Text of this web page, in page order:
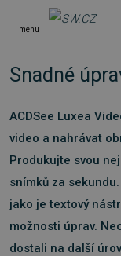
menu
Snadné
ACDSee Luxea
video a nahrávat
Produkujte svou
snímků za
jako je textový
možnosti úprav.
dostali na další